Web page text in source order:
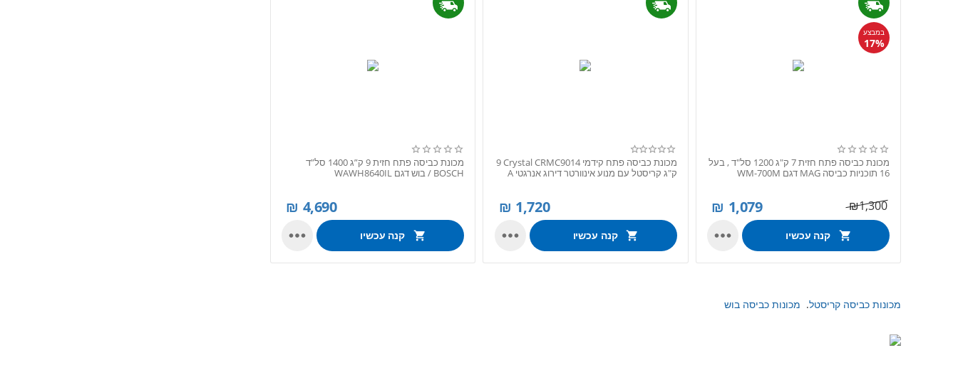
במבצע
17%
מכונת כביסה פתח חזית 7 ק"ג 1200 סל"ד , בעל
16 תוכניות כביסה MAG דגם WM-700M
1,300
₪
1,079
₪
קנה עכשיו 
מכונת כביסה ‏פתח קידמי Crystal CRMC9014 ‏9
‏ק"ג קריסטל עם מנוע אינוורטר דירוג אנרגטי A
1,720
₪
קנה עכשיו 
מכונת כביסה פתח חזית 9 ק”ג 1400 סל”ד
BOSCH / בוש דגם WAWH8640IL
4,690
₪
קנה עכשיו 
מכונות כביסה קריסטל. מכונות כביסה בוש